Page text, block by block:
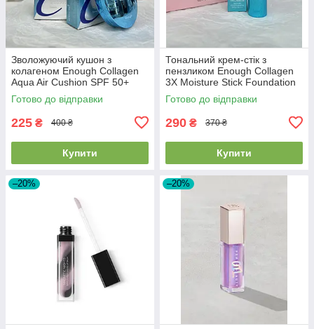
Зволожуючий кушон з
колагеном Enough Collagen
Aqua Air Cushion SPF 50+
PA+++ 15г #13 Light Beige
Готово до відправки
225 ₴ 400 ₴
Купити
Тональний крем-стік з
пензликом Enough Collagen
3X Moisture Stick Foundation
SPF50+PA++++ #21 Natural
Beige 14г
Готово до відправки
290 ₴ 370 ₴
Купити
–20% –20%